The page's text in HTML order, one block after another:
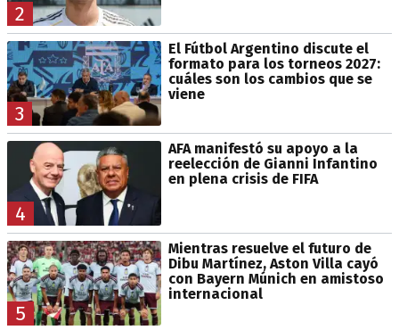
2
3
El Fútbol Argentino discute el
formato para los torneos 2027:
cuáles son los cambios que se
viene
4
AFA manifestó su apoyo a la
reelección de Gianni Infantino
en plena crisis de FIFA
5
Mientras resuelve el futuro de
Dibu Martínez, Aston Villa cayó
con Bayern Múnich en amistoso
internacional